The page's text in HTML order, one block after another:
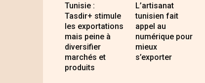
Tunisie :
Tasdir+ stimule
les exportations
mais peine à
diversifier
marchés et
produits
L’artisanat
tunisien fait
appel au
numérique pour
mieux
s’exporter